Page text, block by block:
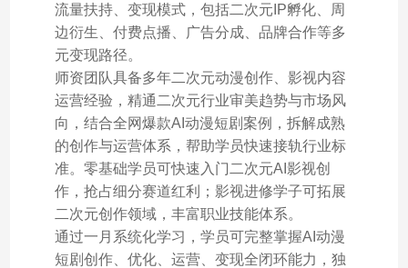
流量扶持、变现模式，包括二次元IP孵化、周
边衍生、付费点播、广告分成、品牌合作等多
元变现路径。
师资团队具备多年二次元动漫创作、影视内容
运营经验，精通二次元行业审美趋势与市场风
向，结合全网爆款AI动漫短剧案例，拆解成熟
的创作与运营体系，帮助学员快速接轨行业标
准。零基础学员可快速入门二次元AI影视创
作，抢占细分赛道红利；影视进修学子可拓展
二次元创作领域，丰富职业技能体系。
通过一月系统化学习，学员可完整掌握AI动漫
短剧创作、优化、运营、变现全闭环能力，独